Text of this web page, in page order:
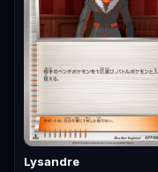
Lysandre